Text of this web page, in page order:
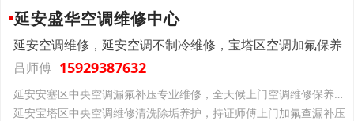
延安盛华空调维修中心
延安空调维修，延安空调不制冷维修，宝塔区空调加氟保养
吕师傅 15929387632
延安安塞区中央空调漏氟补压专业维修，全天候上门空调维修保养服务
延安宝塔区中央空调维修清洗除垢养护，持证师傅上门加氟查漏补压